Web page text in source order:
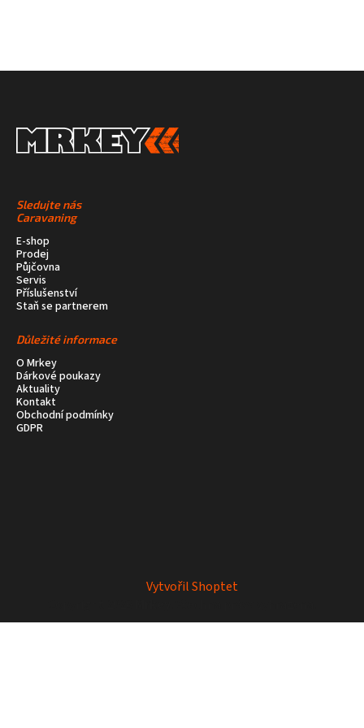
Sledujte nás
Caravaning
E-shop
Prodej
Půjčovna
Servis
Příslušenství
Staň se partnerem
Důležité informace
O Mrkey
Dárkové poukazy
Aktuality
Kontakt
Obchodní podmínky
GDPR
Vytvořil Shoptet